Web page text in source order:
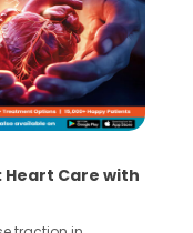
Care with